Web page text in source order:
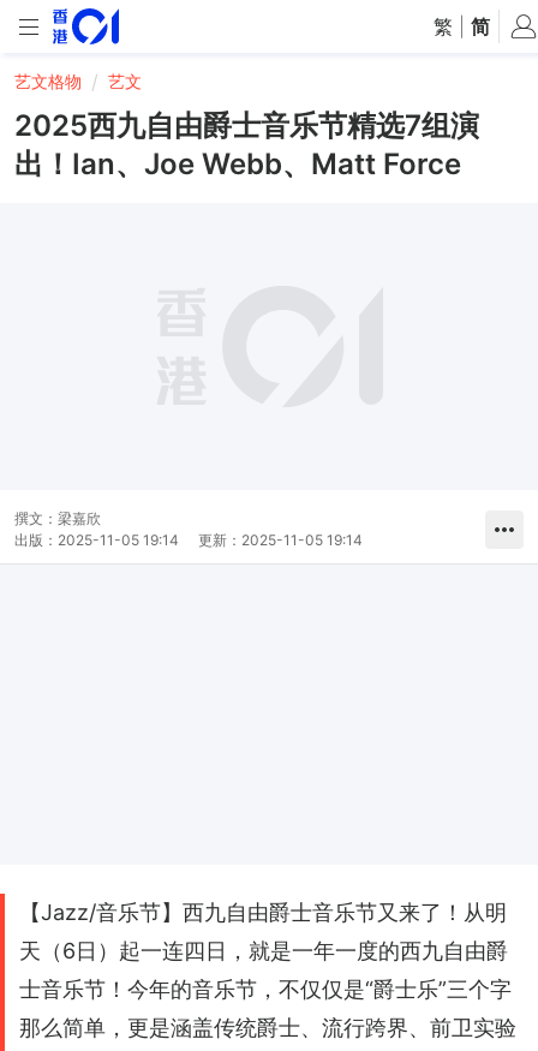
繁 简
艺文格物 艺文
2025西九自由爵士音乐节精选7组演
出！Ian、Joe Webb、Matt Force
撰文： 梁嘉欣
出版： 2025-11-05 19:14 更新： 2025-11-05 19:14
【Jazz/音乐节】西九自由爵士音乐节又来了！从明
天（6日）起一连四日，就是一年一度的西九自由爵
士音乐节！今年的音乐节，不仅仅是“爵士乐”三个字
那么简单，更是涵盖传统爵士、流行跨界、前卫实验